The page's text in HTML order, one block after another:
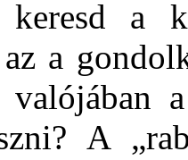
keresd a
a
A